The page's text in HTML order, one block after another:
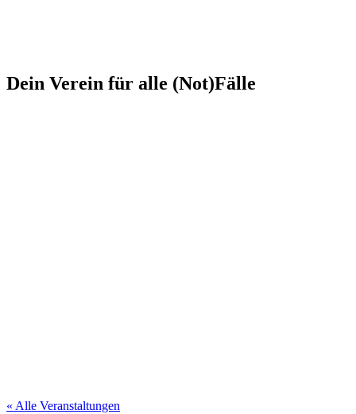
Dein Verein für alle (Not)Fälle
« Alle Veranstaltungen